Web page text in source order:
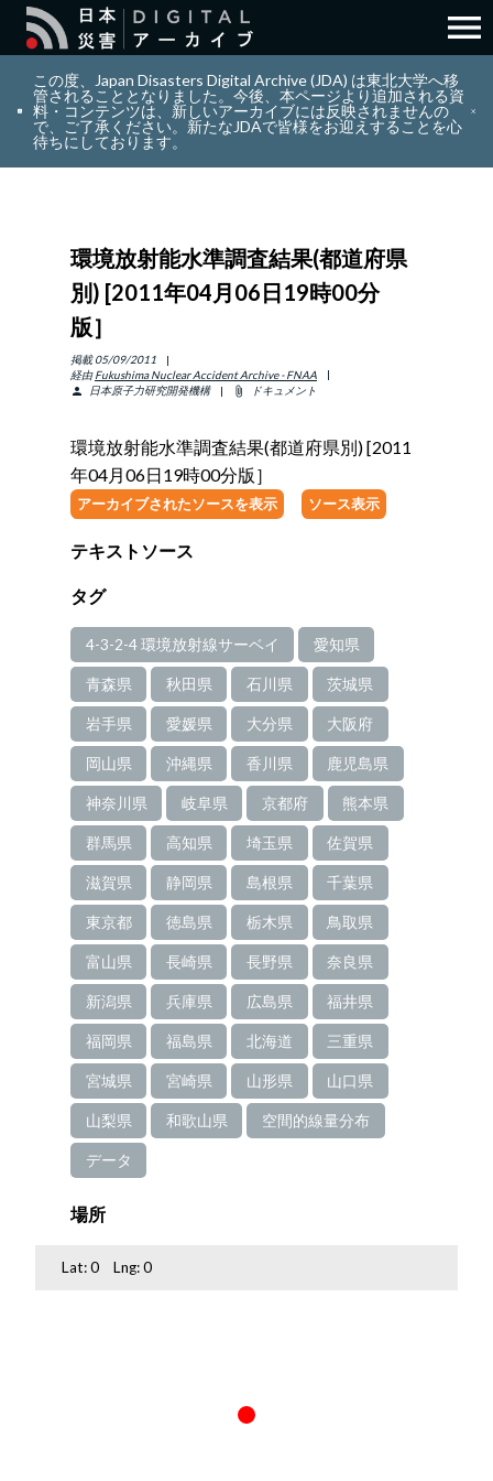
search 検索
layers コレクション
info_outline リソース
ENGLISH 日本語
サインイン
menu
この度、Japan Disasters Digital Archive (JDA) は東北大学へ移
管されることとなりました。今後、本ページより追加される資
料・コンテンツは、新しいアーカイブには反映されませんの
で、ご了承ください。新たなJDAで皆様をお迎えすることを心
待ちにしております。
環境放射能水準調査結果(都道府県
別) [2011年04月06日19時00分
版］
掲載 05/09/2011
経由 Fukushima Nuclear Accident Archive - FNAA
person
日本原子力研究開発機構 attach_file ドキュメント
環境放射能水準調査結果(都道府県別) [2011
年04月06日19時00分版］
アーカイブされたソースを表示 ソース表示
テキストソース
タグ
4-3-2-4 環境放射線サーベイ 愛知県
青森県 秋田県 石川県 茨城県
岩手県 愛媛県 大分県 大阪府
岡山県 沖縄県 香川県 鹿児島県
神奈川県 岐阜県 京都府 熊本県
群馬県 高知県 埼玉県 佐賀県
滋賀県 静岡県 島根県 千葉県
東京都 徳島県 栃木県 鳥取県
富山県 長崎県 長野県 奈良県
新潟県 兵庫県 広島県 福井県
福岡県 福島県 北海道 三重県
宮城県 宮崎県 山形県 山口県
山梨県 和歌山県 空間的線量分布
データ
場所
Lat:0 Lng:0